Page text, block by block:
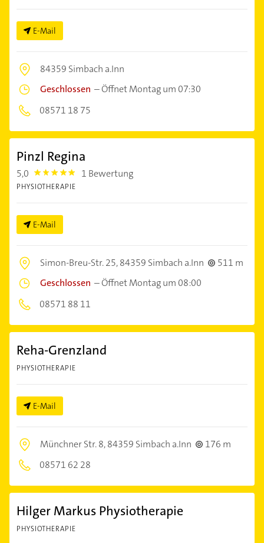
E-Mail
84359 Simbach a.Inn
Geschlossen –Öffnet Montag um 07:30
08571 18 75
Pinzl Regina
5,0 5.0 1 Bewertung
PHYSIOTHERAPIE
E-Mail
Simon-Breu-Str. 25,84359 Simbach a.Inn
511 m
Geschlossen –Öffnet Montag um 08:00
08571 88 11
Reha-Grenzland
PHYSIOTHERAPIE
E-Mail
Münchner Str. 8,84359 Simbach a.Inn
176 m
08571 62 28
Hilger Markus Physiotherapie
PHYSIOTHERAPIE